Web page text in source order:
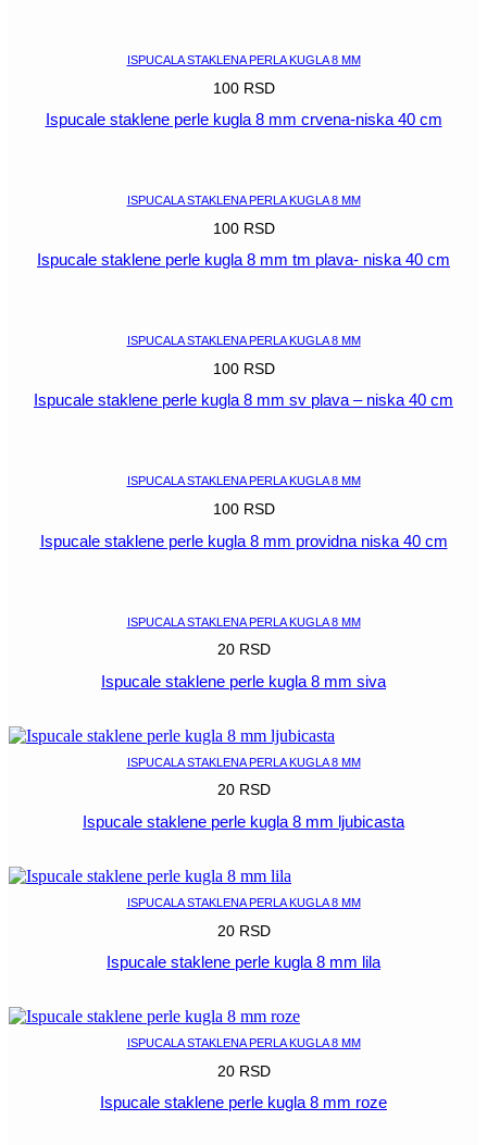
ISPUCALA STAKLENA PERLA KUGLA 8 MM
100 RSD
Ispucale staklene perle kugla 8 mm crvena-niska 40 cm
ISPUCALA STAKLENA PERLA KUGLA 8 MM
100 RSD
Ispucale staklene perle kugla 8 mm tm plava- niska 40 cm
ISPUCALA STAKLENA PERLA KUGLA 8 MM
100 RSD
Ispucale staklene perle kugla 8 mm sv plava – niska 40 cm
ISPUCALA STAKLENA PERLA KUGLA 8 MM
100 RSD
Ispucale staklene perle kugla 8 mm providna niska 40 cm
ISPUCALA STAKLENA PERLA KUGLA 8 MM
20 RSD
Ispucale staklene perle kugla 8 mm siva
ISPUCALA STAKLENA PERLA KUGLA 8 MM
20 RSD
Ispucale staklene perle kugla 8 mm ljubicasta
ISPUCALA STAKLENA PERLA KUGLA 8 MM
20 RSD
Ispucale staklene perle kugla 8 mm lila
ISPUCALA STAKLENA PERLA KUGLA 8 MM
20 RSD
Ispucale staklene perle kugla 8 mm roze